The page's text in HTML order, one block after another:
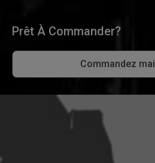
Prêt À Commander?
Commandez